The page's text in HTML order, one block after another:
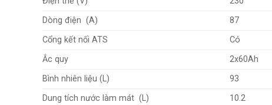
Dòng điện (A)
87
Cổng kết nối ATS
Có
Ắc quy
2x60Ah
Bình nhiên liệu (L)
93
Dung tích nước làm mát (L)
10.2